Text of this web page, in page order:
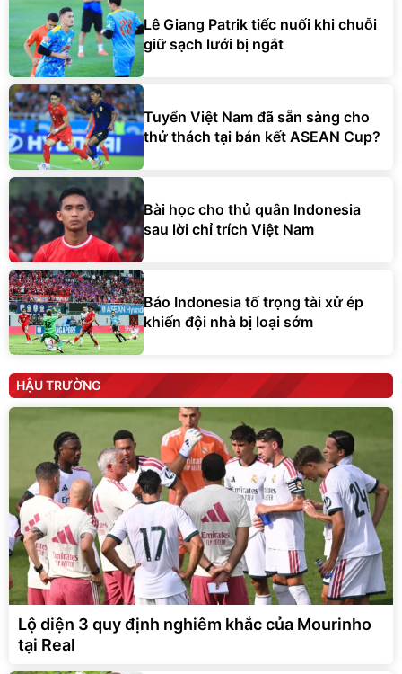
Lê Giang Patrik tiếc nuối khi chuỗi
giữ sạch lưới bị ngắt
Tuyển Việt Nam đã sẵn sàng cho
thử thách tại bán kết ASEAN Cup?
Bài học cho thủ quân Indonesia
sau lời chỉ trích Việt Nam
Báo Indonesia tố trọng tài xử ép
khiến đội nhà bị loại sớm
HẬU TRƯỜNG
Lộ diện 3 quy định nghiêm khắc của Mourinho
tại Real